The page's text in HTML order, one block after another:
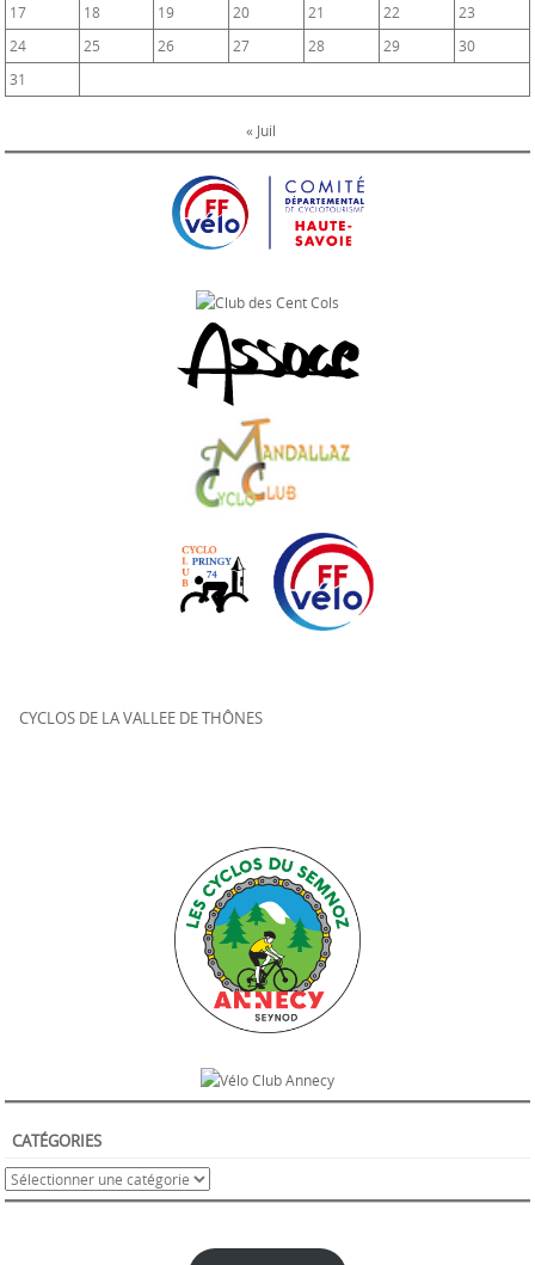
17
18 19 20 21 22
23
24
25 26 27 28 29
30
31
« Juil
CYCLOS DE LA VALLEE DE THÔNES
CATÉGORIES